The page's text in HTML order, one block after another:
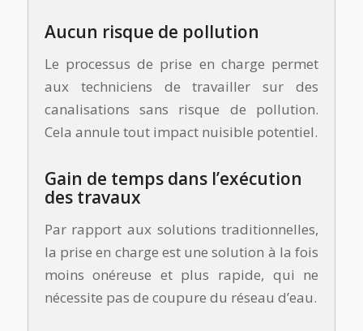
Aucun risque de pollution
Le processus de prise en charge permet
aux techniciens de travailler sur des
canalisations sans risque de pollution.
Cela annule tout impact nuisible potentiel.
Gain de temps dans l’exécution
des travaux
Par rapport aux solutions traditionnelles,
la prise en charge est une solution à la fois
moins onéreuse et plus rapide, qui ne
nécessite pas de coupure du réseau d’eau.